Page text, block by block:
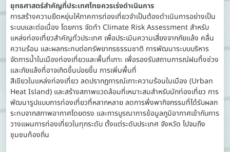
ยุทธศาสตร์สำคัญที่ประเทศไทยควรเร่งดำเนินการ
การสร้างความยืดหยุ่นให้ภาคการท่องเที่ยวจำเป็นต้องดำเนินการอย่างเป็น
ระบบและต่อเนื่อง โดยการ จัดทำ Climate Risk Assessment สำหรับ
แหล่งท่องเที่ยวสำคัญทั่วประเทศ เพื่อประเมินความเสี่ยงจากภัยแล้ง คลื่น
ความร้อน และผลกระทบต่อทรัพยากรธรรมชาติ การพัฒนาระบบบริหาร
จัดการน้ำในเมืองท่องเที่ยวและพื้นที่เกาะ เพื่อรองรับสถานการณ์ฝนทิ้งช่วง
และภัยแล้งที่อาจเกิดขึ้นบ่อยขึ้น การเพิ่มพื้นที่
สีเขียวในแหล่งท่องเที่ยว ลดปรากฏการณ์เกาะความร้อนในเมือง (Urban
Heat Island) และสร้างสภาพแวดล้อมที่เหมาะสมสำหรับนักท่องเที่ยว การ
พัฒนารูปแบบการท่องเที่ยวที่หลากหลาย ลดการพึ่งพากิจกรรมที่ได้รับผลก
ระทบจากสภาพอากาศโดยตรง และการบูรณาการข้อมูลภูมิอากาศเข้ากับการ
วางแผนการท่องเที่ยวในทุกระดับ ตั้งแต่ระดับประเทศ จังหวัด ไปจนถึง
ชุมชนท้องถิ่น